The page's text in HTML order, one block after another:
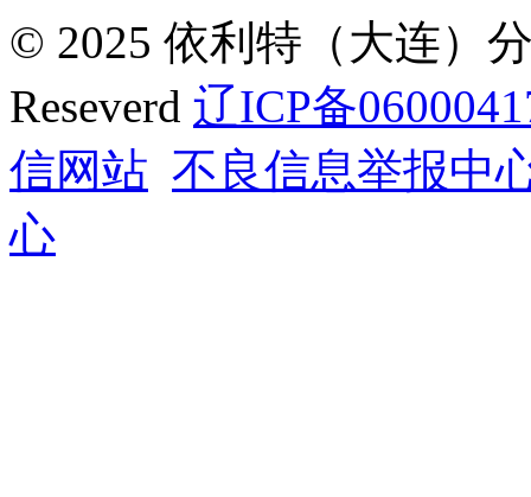
© 2025 依利特（大连）
Reseverd 辽ICP备
信网站 不良信息举报中
心